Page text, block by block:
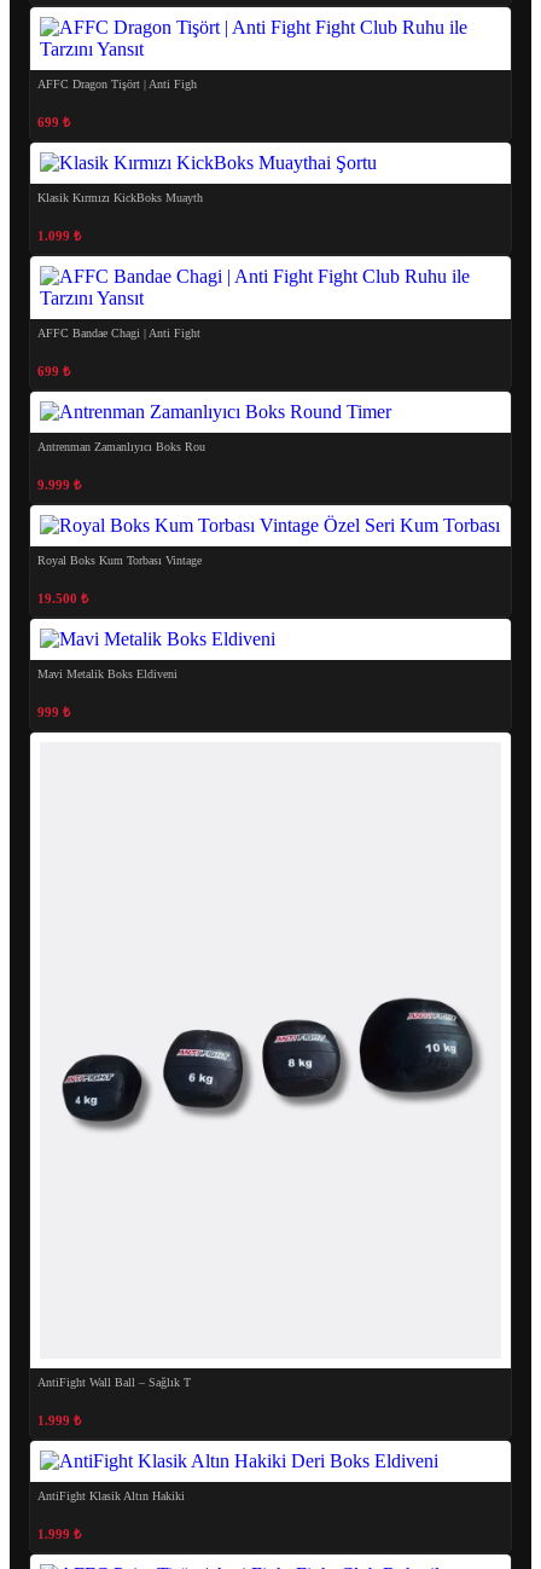
AFFC Dragon Tişört | Anti Figh
699 ₺
Klasik Kırmızı KickBoks Muayth
1.099 ₺
AFFC Bandae Chagi | Anti Fight
699 ₺
Antrenman Zamanlıyıcı Boks Rou
9.999 ₺
Royal Boks Kum Torbası Vintage
19.500 ₺
Mavi Metalik Boks Eldiveni
999 ₺
AntiFight Wall Ball – Sağlık T
1.999 ₺
AntiFight Klasik Altın Hakiki
1.999 ₺